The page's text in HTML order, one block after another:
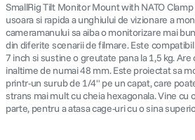
SmallRig Tilt Monitor Mount with NATO
usoara si rapida a unghiului de vizionare a
cameramanului sa aiba o monitorizare mai
din diferite scenarii de filmare. Este
7 inch si sustine o greutate pana la 1,5 kg.
inaltime de numai 48 mm. Este proiectat sa
printr-un surub de 1/4" pe un capat, care
strans mai mult cu cheia hexagonala. Vine cu
parte, pentru a atasa cage-uri cu o sina